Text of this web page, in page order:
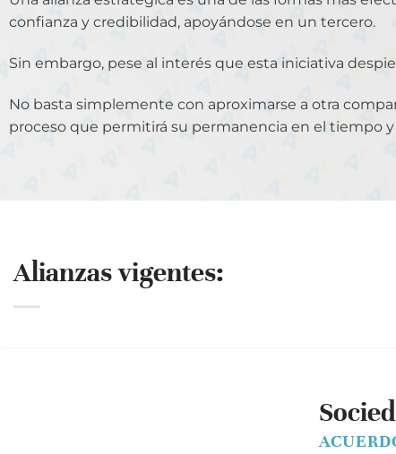
confianza y credibilidad, apoyándose en un tercero.
Sin embargo, pese al interés que esta iniciativa
No basta simplemente con aproximarse a otra
proceso que permitirá su permanencia en el tiempo
Alianzas vigentes: